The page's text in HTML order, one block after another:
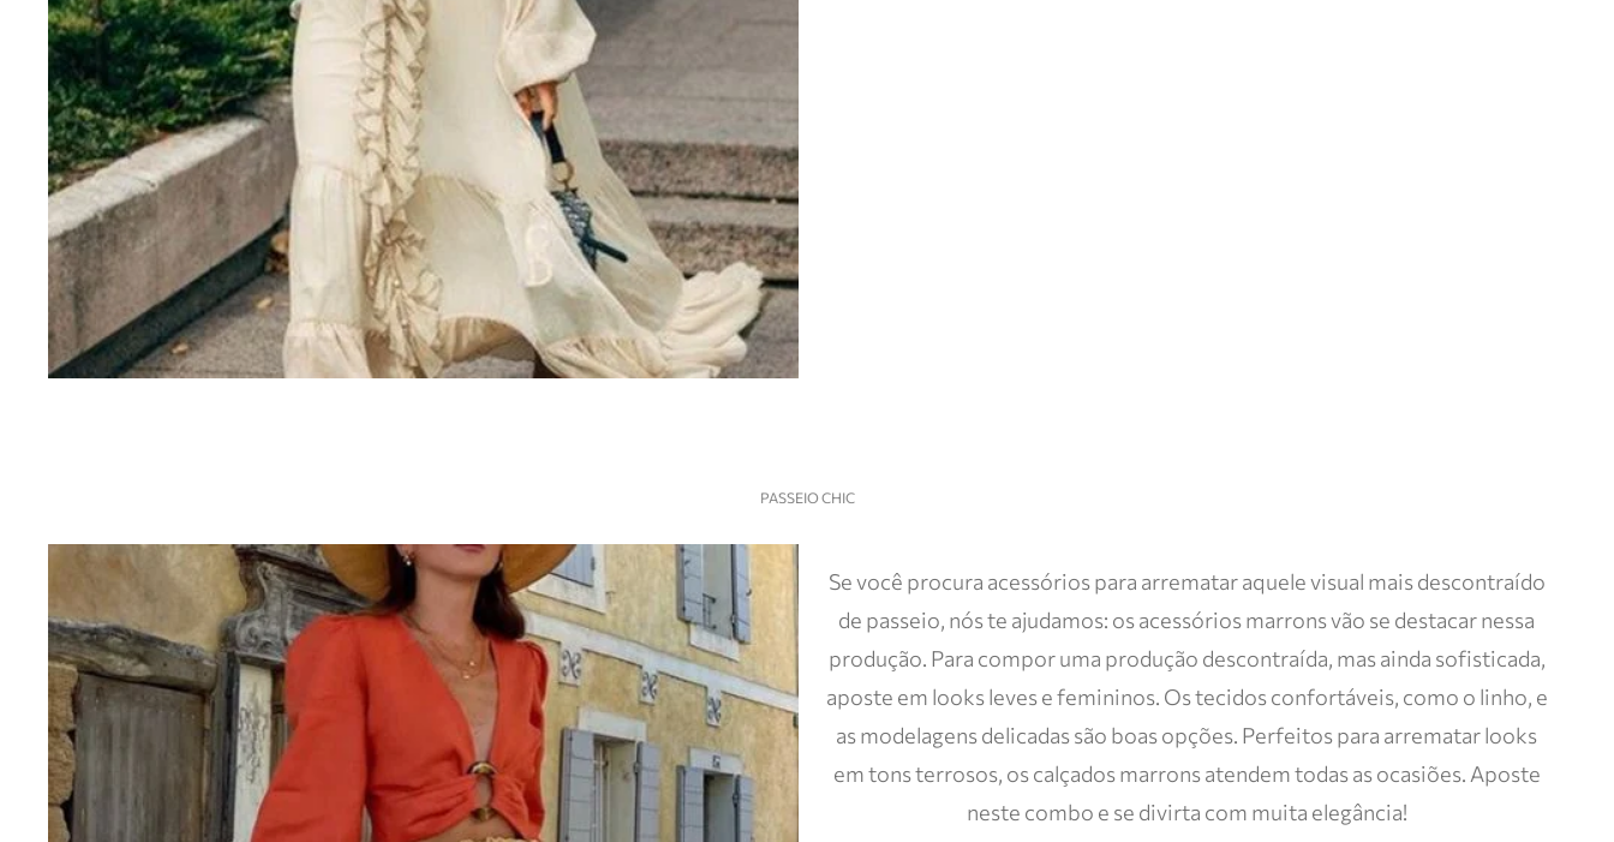
PASSEIO CHIC
Se você procura acessórios para arrematar aquele visual mais descontraído
de passeio, nós te ajudamos: os acessórios marrons vão se destacar nessa
produção. Para compor uma produção descontraída, mas ainda sofisticada,
aposte em looks leves e femininos. Os tecidos confortáveis, como o linho, e
as modelagens delicadas são boas opções. Perfeitos para arrematar looks
em tons terrosos, os calçados marrons atendem todas as ocasiões. Aposte
neste combo e se divirta com muita elegância!